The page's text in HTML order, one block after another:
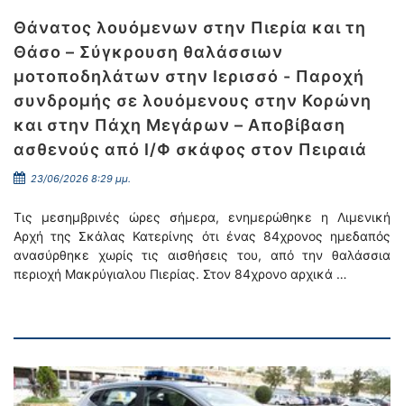
Θάνατος λουόμενων στην Πιερία και τη
Θάσο – Σύγκρουση θαλάσσιων
μοτοποδηλάτων στην Ιερισσό - Παροχή
συνδρομής σε λουόμενους στην Κορώνη
και στην Πάχη Μεγάρων – Αποβίβαση
ασθενούς από Ι/Φ σκάφος στον Πειραιά
23/06/2026 8:29 μμ.
Τις μεσημβρινές ώρες σήμερα, ενημερώθηκε η Λιμενική
Αρχή της Σκάλας Κατερίνης ότι ένας 84χρονος ημεδαπός
ανασύρθηκε χωρίς τις αισθήσεις του, από την θαλάσσια
περιοχή Μακρύγιαλου Πιερίας. Στον 84χρονο αρχικά …